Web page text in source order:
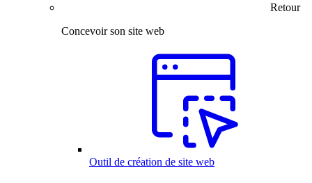
Retour
Concevoir son site web
Outil de création de site web